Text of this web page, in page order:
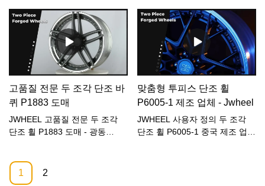
#CuttingEdgeTechnology
https://www.facebook.com/
102026652273576
https://www.instagram.com/
https://www.youtube.com/
https://twitter.com/
https://www.tiktok.com/
lang=ko
https://www.pinterest.ca/
https://coconutc.tumblr.com
https://www.linkedin.com/in/
술력으로 다수의 특허를 획득했
습니다. 알루미늄 합금 휠을 기
반으로 한 깨끗한 연삭 테이블에
대한 특허.적용 가능한 모델: 모
든 유형
송한다. 투피스 단조 휠은 림과
스포크의 두 부분으로 구성됩니
다. 따라서 센터 디스크만 교체
하여 휠 형상을 변경하는 것이
가능합니다. 생산을 위해 고객은
휠 매개변수와 휠 스타일을 제공
할 수 있습니다.고객은 제품의
안전율에 영향을 미치지 않는 개
조를 모티브로 삼지 않습니다.
고품질 전문 두 조각 단조 바
퀴 P1883 도매
JWHEEL 고품질 전문 두 조각
단조 휠 P1883 도매 - 광동
압주조기술을 보유하고 있을 뿐
만 아니라 "저압주조+방적"이라
맞춤형 투피스 단조 휠
P6005-1 제조 업체 - Jwheel
JWHEEL 사용자 정의 두 조각
단조 휠 P6005-1 중국 제조 업
1 2